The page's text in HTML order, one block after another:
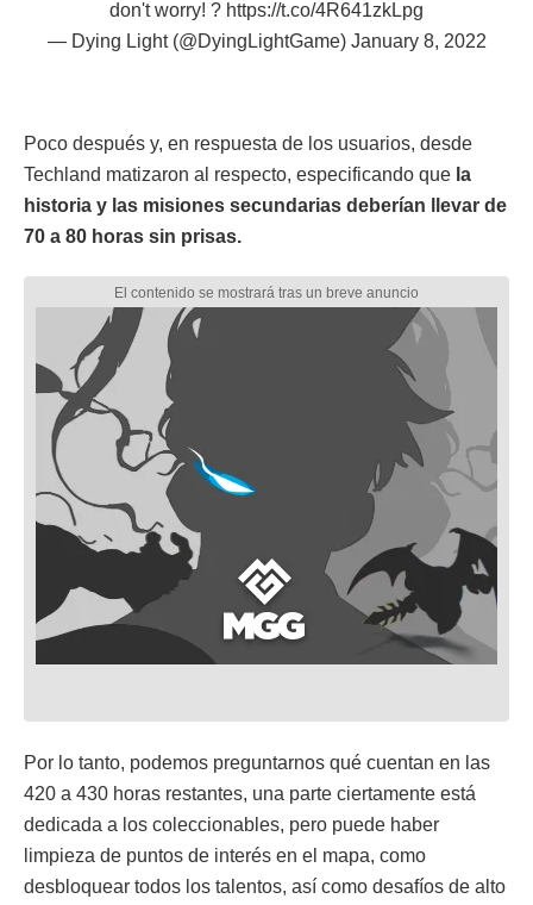
don't worry! ? https://t.co/4R641zkLpg
— Dying Light (@DyingLightGame) January 8, 2022
Poco después y, en respuesta de los usuarios, desde
Techland matizaron al respecto, especificando que la
historia y las misiones secundarias deberían llevar de
70 a 80 horas sin prisas.
Por lo tanto, podemos preguntarnos qué cuentan en las
420 a 430 horas restantes, una parte ciertamente está
dedicada a los coleccionables, pero puede haber
limpieza de puntos de interés en el mapa, como
desbloquear todos los talentos, así como desafíos de alto